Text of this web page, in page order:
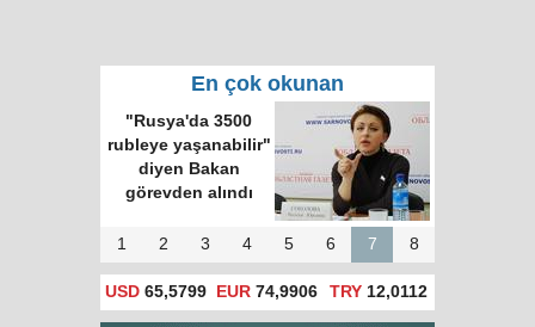
En çok okunan
"Rusya'da 3500
rubleye yaşanabilir"
diyen Bakan
görevden alındı
1 2 3 4 5 6 7 8
USD 65,5799 EUR 74,9906 TRY 12,0112